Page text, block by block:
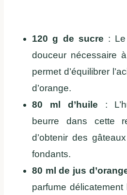
120 g de sucre :
douceur nécessaire
permet d’équilibrer
d’orange.
80 ml d’huile :
beurre dans cette
d’obtenir des
fondants.
80 ml de jus
parfume